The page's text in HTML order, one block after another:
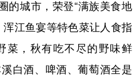
城市，荣登“满族美食地
江鱼宴等特色菜让人食指
菜，秋有吃不尽的野味鲜
白酒、啤酒、葡萄酒全是